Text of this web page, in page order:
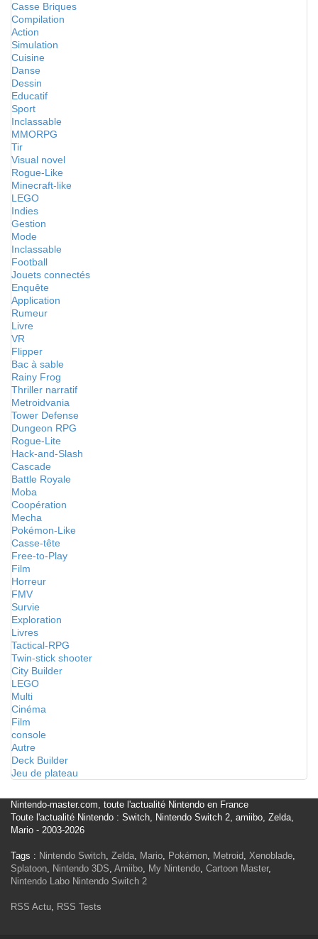
Casse Briques
Compilation
Action
Simulation
Cuisine
Danse
Dessin
Educatif
Sport
Inclassable
MMORPG
Tir
Visual novel
Rogue-Like
Minecraft-like
LEGO
Indies
Gestion
Mode
Inclassable
Football
Jouets connectés
Enquête
Application
Rumeur
Livre
VR
Flipper
Bac à sable
Rainy Frog
Thriller narratif
Metroidvania
Tower Defense
Dungeon RPG
Rogue-Lite
Hack-and-Slash
Cascade
Battle Royale
Moba
Coopération
Mecha
Pokémon-Like
Casse-tête
Free-to-Play
Film
Horreur
FMV
Survie
Exploration
Livres
Tactical-RPG
Twin-stick shooter
City Builder
LEGO
Multi
Cinéma
Film
console
Autre
Deck Builder
Jeu de plateau
Nintendo-master.com, toute l'actualité Nintendo en France
Toute l'actualité Nintendo : Switch, Nintendo Switch 2, amiibo, Zelda,
Mario - 2003-2026
Tags : Nintendo Switch, Zelda, Mario, Pokémon, Metroid, Xenoblade,
Splatoon, Nintendo 3DS, Amiibo, My Nintendo, Cartoon Master,
Nintendo Labo Nintendo Switch 2
RSS Actu, RSS Tests